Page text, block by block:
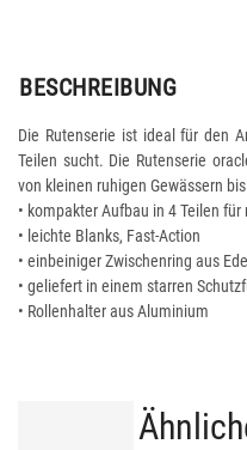
BESCHREIBUNG
Die Rutenserie ist ideal für den
Teilen sucht. Die Rutenserie
von kleinen ruhigen Gewässern
• kompakter Aufbau in 4 Teilen
• leichte Blanks, Fast-Action
• einbeiniger Zwischenring aus
• geliefert in einem starren
• Rollenhalter aus Aluminium